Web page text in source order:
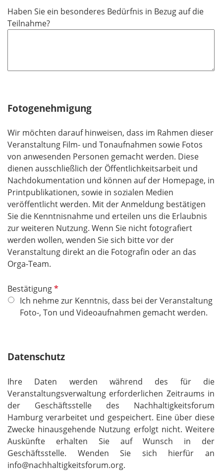
Haben Sie ein besonderes Bedürfnis in Bezug auf die
Teilnahme?
Fotogenehmigung
Wir möchten darauf hinweisen, dass im Rahmen dieser
Veranstaltung Film- und Tonaufnahmen sowie Fotos
von anwesenden Personen gemacht werden. Diese
dienen ausschließlich der Öffentlichkeitsarbeit und
Nachdokumentation und können auf der Homepage, in
Printpublikationen, sowie in sozialen Medien
veröffentlicht werden. Mit der Anmeldung bestätigen
Sie die Kenntnisnahme und erteilen uns die Erlaubnis
zur weiteren Nutzung. Wenn Sie nicht fotografiert
werden wollen, wenden Sie sich bitte vor der
Veranstaltung direkt an die Fotografin oder an das
Orga-Team.
BestätigungP
f
l
t
e
l
d
Ich nehme zur Kenntnis, dass bei der Veranstaltung
Foto-, Ton und Videoaufnahmen gemacht werden.
Datenschutz
Ihre Daten werden während des für die
Veranstaltungsverwaltung erforderlichen Zeitraums in
der Geschäftsstelle des Nachhaltigkeitsforum
Hamburg verarbeitet und gespeichert. Eine über diese
Zwecke hinausgehende Nutzung erfolgt nicht. Weitere
Auskünfte erhalten Sie auf Wunsch in der
Geschäftsstelle. Wenden Sie sich hierfür an
info@nachhaltigkeitsforum.org.